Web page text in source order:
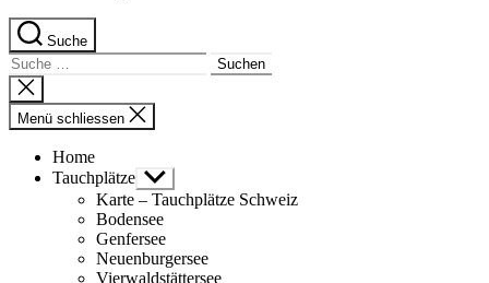
Suche
Suche
nach:
Suche
schliessen
Menü schliessen
Home
Tauchplätze Untermenü
anzeigen
Karte – Tauchplätze Schweiz
Bodensee
Genfersee
Neuenburgersee
Vierwaldstättersee